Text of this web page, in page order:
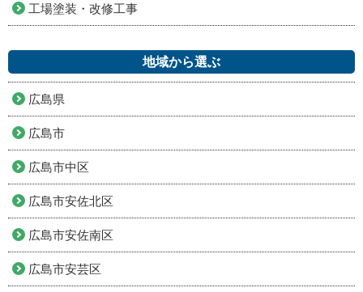
工場塗装・改修工事
地域から選ぶ
広島県
広島市
広島市中区
広島市安佐北区
広島市安佐南区
広島市安芸区